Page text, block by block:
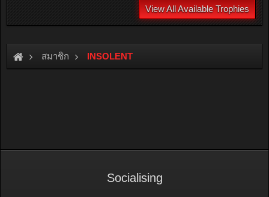
View All Available Trophies
สมาชิก INSOLENT
Socialising